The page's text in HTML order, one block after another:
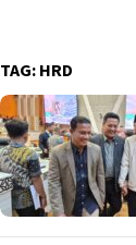
TAG: HRD